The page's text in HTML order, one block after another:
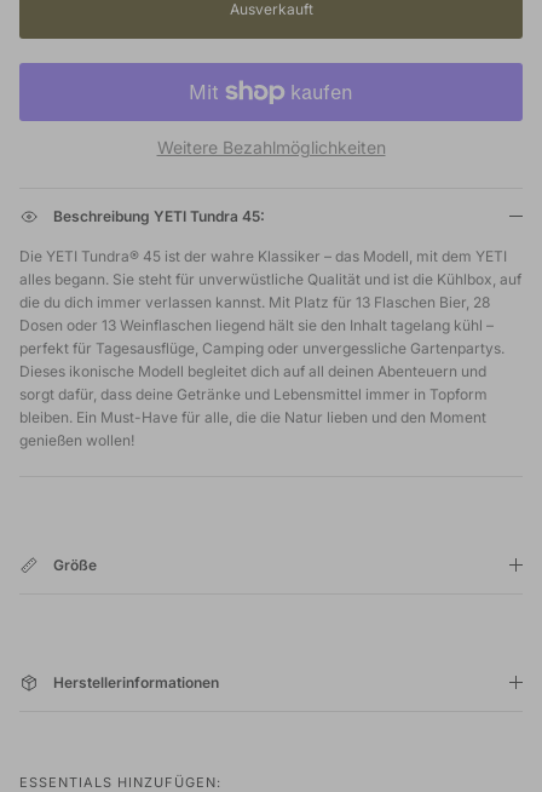
Ausverkauft
Weitere Bezahlmöglichkeiten
Beschreibung YETI Tundra 45:
Die YETI Tundra® 45 ist der wahre Klassiker – das Modell, mit dem YETI
alles begann. Sie steht für unverwüstliche Qualität und ist die Kühlbox, auf
die du dich immer verlassen kannst. Mit Platz für 13 Flaschen Bier, 28
Dosen oder 13 Weinflaschen liegend hält sie den Inhalt tagelang kühl –
perfekt für Tagesausflüge, Camping oder unvergessliche Gartenpartys.
Dieses ikonische Modell begleitet dich auf all deinen Abenteuern und
sorgt dafür, dass deine Getränke und Lebensmittel immer in Topform
bleiben. Ein Must-Have für alle, die die Natur lieben und den Moment
genießen wollen!
Größe
Herstellerinformationen
ESSENTIALS HINZUFÜGEN: